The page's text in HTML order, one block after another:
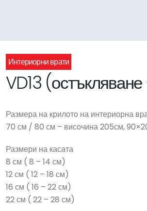
Интериорни врати
VD13
Размера на крилото на интериорна
70 см / 80 см – височина 205см,
Размери на касата
8 см ( 8 – 14 см)
12 см ( 12 – 18 см)
16 см ( 16 – 22 см)
22 см ( 22 – 28 см)